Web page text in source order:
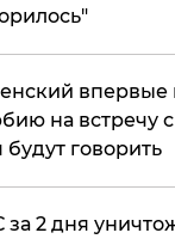
впервые
на встречу
будут говорить
за 2 дня